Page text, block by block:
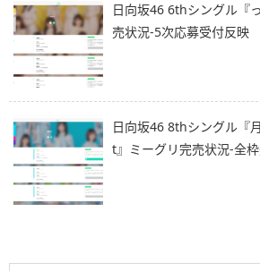
日向坂46 6thシングル『
売状況-5次応募受付反映
日向坂46 8thシングル『
t』ミーグリ完売状況-全